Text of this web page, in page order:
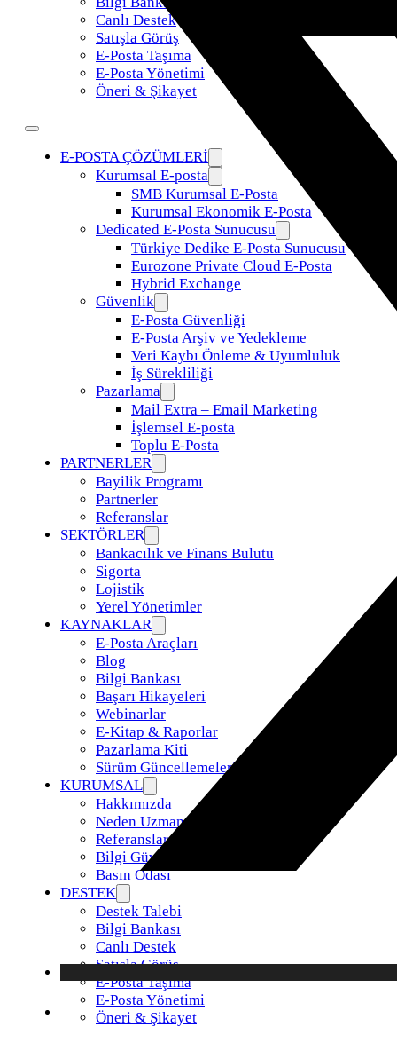
Canlı Destek
Satışla Görüş
E-Posta Taşıma
E-Posta Yönetimi
Öneri & Şikayet
E-POSTA ÇÖZÜMLERİ
Kurumsal E-posta
SMB Kurumsal E-Posta
Kurumsal Ekonomik E-Posta
Dedicated E-Posta Sunucusu
Türkiye Dedike E-Posta Sunucusu
Eurozone Private Cloud E-Posta
Hybrid Exchange
Güvenlik
E-Posta Güvenliği
E-Posta Arşiv ve Yedekleme
Veri Kaybı Önleme & Uyumluluk
İş Sürekliliği
Pazarlama
Mail Extra – Email Marketing
İşlemsel E-posta
Toplu E-Posta
PARTNERLER
Bayilik Programı
Partnerler
Referanslar
SEKTÖRLER
Bankacılık ve Finans Bulutu
Sigorta
Lojistik
Yerel Yönetimler
KAYNAKLAR
E-Posta Araçları
Blog
Bilgi Bankası
Başarı Hikayeleri
Webinarlar
E-Kitap & Raporlar
Pazarlama Kiti
Sürüm Güncellemeleri
KURUMSAL
Hakkımızda
Neden Uzman Posta
Referanslar
Bilgi Güvenliği Politikamız
Basın Odası
DESTEK
Destek Talebi
Bilgi Bankası
Canlı Destek
Satışla Görüş
E-Posta Taşıma
E-Posta Yönetimi
Öneri & Şikayet